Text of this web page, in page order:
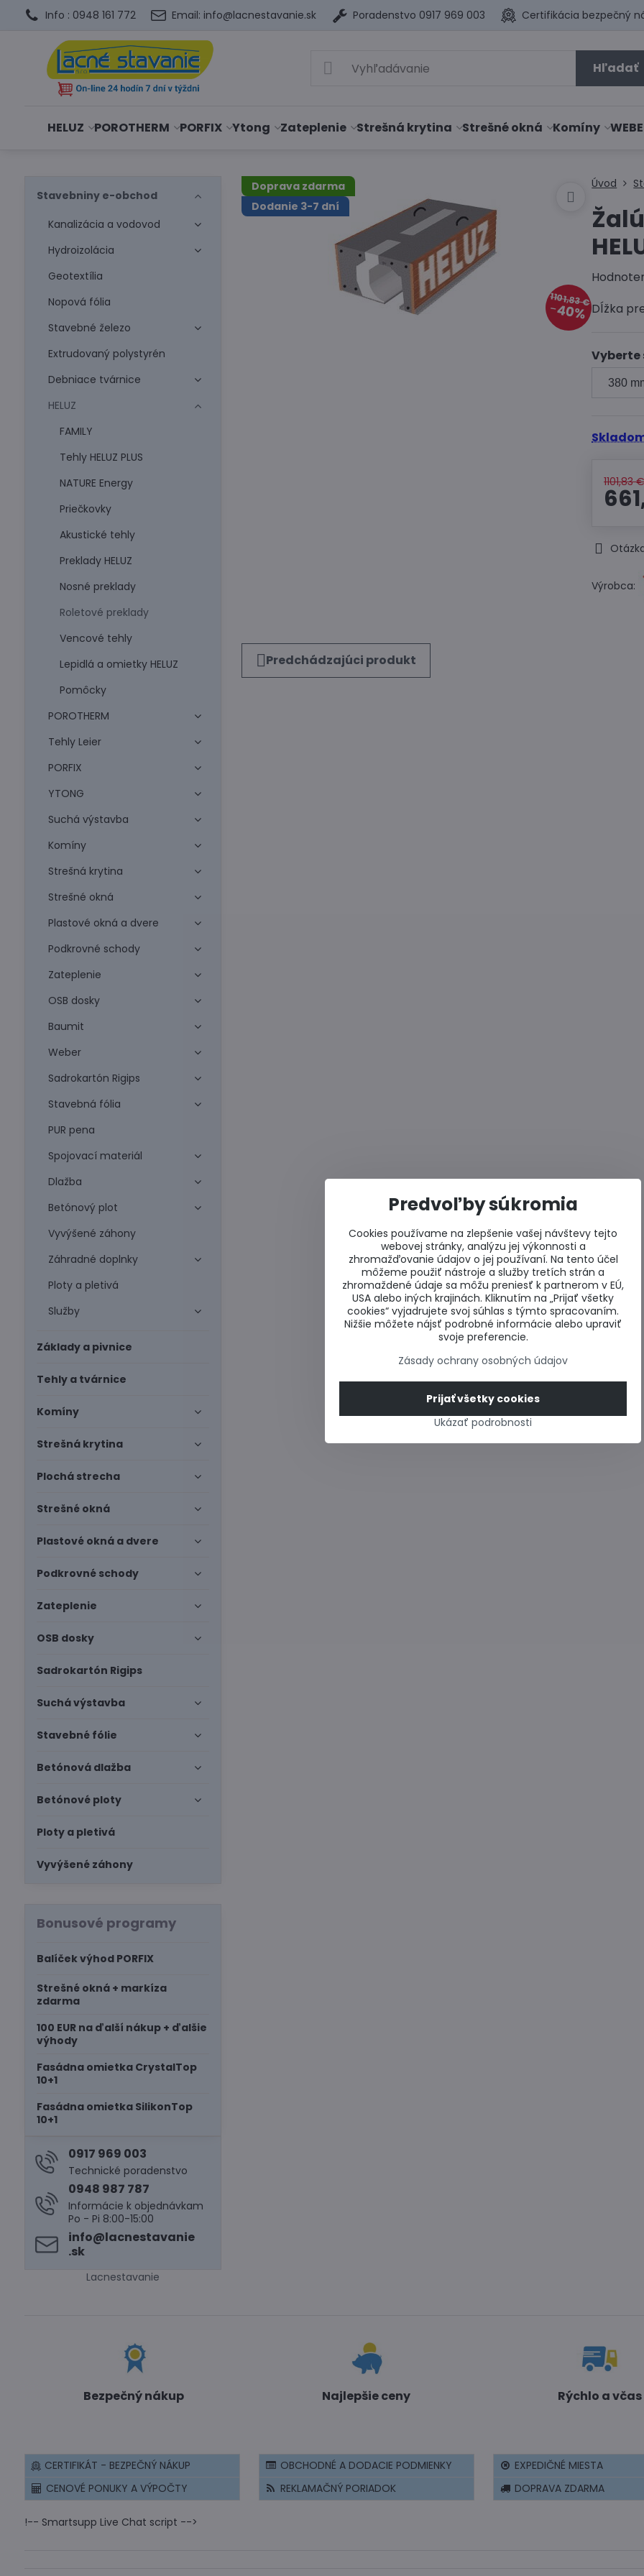
Info : 0948 161 772 Email: info@lacnestavanie.sk Poradenstvo 0917 969 003 Certifikácia bezpečný
Hľadať
HELUZ POROTHERM PORFIX Ytong Zateplenie Strešná krytina Strešné okná Komíny
Doprava zdarma
Dodanie 3-7 dní
1101,83 €
40%
Úvod
Dĺžka
Vyberte
1101,83 €
Výrobca:
Predchádzajúci produkt
Stavebniny e-obchod
Kanalizácia a vodovod
Hydroizolácia
Geotextília
Nopová fólia
Stavebné železo
Extrudovaný polystyrén
Debniace tvárnice
HELUZ
FAMILY
Tehly HELUZ PLUS
NATURE Energy
Priečkovky
Akustické tehly
Preklady HELUZ
Nosné preklady
Roletové preklady
Vencové tehly
Lepidlá a omietky HELUZ
Pomôcky
POROTHERM
Tehly Leier
PORFIX
YTONG
Suchá výstavba
Komíny
Strešná krytina
Strešné okná
Plastové okná a dvere
Podkrovné schody
Zateplenie
OSB dosky
Baumit
Weber
Sadrokartón Rigips
Stavebná fólia
PUR pena
Spojovací materiál
Dlažba
Betónový plot
Vyvýšené záhony
Záhradné doplnky
Ploty a pletivá
Služby
Základy a pivnice
Tehly a tvárnice
Komíny
Strešná krytina
Plochá strecha
Strešné okná
Plastové okná a dvere
Podkrovné schody
Zateplenie
OSB dosky
Sadrokartón Rigips
Suchá výstavba
Stavebné fólie
Betónová dlažba
Betónové ploty
Ploty a pletivá
Vyvýšené záhony
Bonusové programy
Balíček výhod PORFIX
Strešné okná + markíza
zdarma
100 EUR na ďalší nákup + ďalšie
výhody
Fasádna omietka CrystalTop
10+1
Fasádna omietka SilikonTop
10+1
0917 969 003
Technické poradenstvo
0948 987 787
Informácie k objednávkam
Po - Pi 8:00-15:00
info​@lacnestavanie​
.sk
Lacnestavanie
Bezpečný nákup Najlepšie ceny Rýchlo a včas
CERTIFIKÁT - BEZPEČNÝ NÁKUP
CENOVÉ PONUKY A VÝPOČTY
!-- Smartsupp Live Chat script -->
OBCHODNÉ A DODACIE PODMIENKY
REKLAMAČNÝ PORIADOK
EXPEDIČNÉ MIESTA
DOPRAVA ZDARMA
Predvoľby súkromia
Cookies používame na zlepšenie vašej návštevy tejto
webovej stránky, analýzu jej výkonnosti a
zhromažďovanie údajov o jej používaní. Na tento účel
môžeme použiť nástroje a služby tretích strán a
zhromaždené údaje sa môžu preniesť k partnerom v EÚ,
USA alebo iných krajinách. Kliknutím na „Prijať všetky
cookies“ vyjadrujete svoj súhlas s týmto spracovaním.
Nižšie môžete nájsť podrobné informácie alebo upraviť
svoje preferencie.
Zásady ochrany osobných údajov
Ukázať podrobnosti
Prijať všetky cookies